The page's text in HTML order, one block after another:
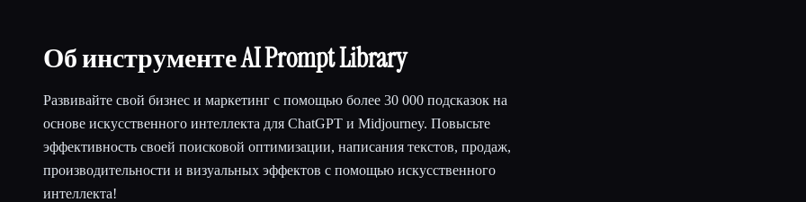
Об инструменте AI Prompt Library
Развивайте свой бизнес и маркетинг с помощью более 30 000 подсказок на
основе искусственного интеллекта для ChatGPT и Midjourney. Повысьте
эффективность своей поисковой оптимизации, написания текстов, продаж,
производительности и визуальных эффектов с помощью искусственного
интеллекта!